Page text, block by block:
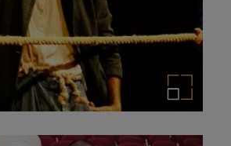
Ampliar imagen